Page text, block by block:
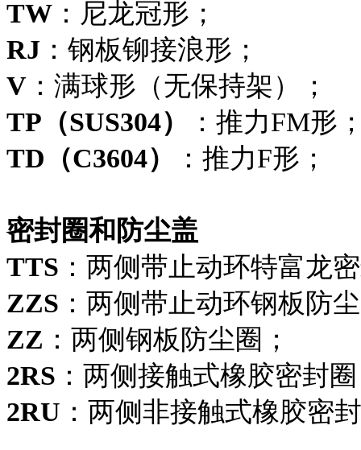
TW ：尼龙冠形；
RJ ：钢板铆接浪形；
V ：满球形（无保持架）；
TP（SUS304）
：推力FM形
TD（C3604）
：推力F形；
密封圈和防尘盖
TTS ：两侧带止动环特富龙
ZZS ：两侧带止动环钢板防
ZZ ：两侧钢板防尘圈；
2RS ：两侧接触式橡胶密封
2RU ：两侧非接触式橡胶密